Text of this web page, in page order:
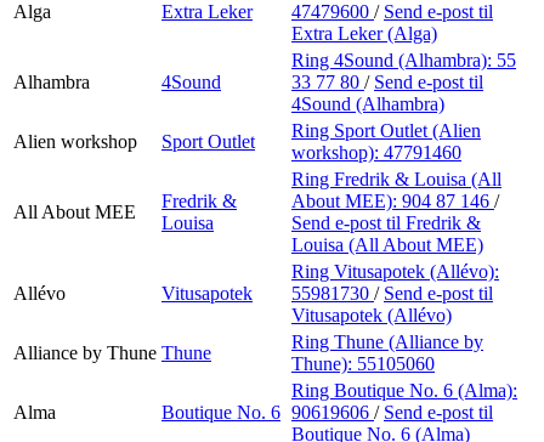
Alga Extra Leker 47479600 / Send e-post til
Extra Leker (Alga)
Alhambra 4Sound
Ring 4Sound (Alhambra): 55
33 77 80 / Send e-post til
4Sound (Alhambra)
Alien workshop
Sport Outlet
Ring Sport Outlet (Alien
workshop): 47791460
All About MEE
Fredrik &
Louisa
Ring Fredrik & Louisa (All
About MEE): 904 87 146 /
Send e-post til Fredrik &
Louisa (All About MEE)
Allévo Vitusapotek
Ring Vitusapotek (Allévo):
55981730 / Send e-post til
Vitusapotek (Allévo)
Alliance by Thune Thune
Ring Thune (Alliance by
Thune): 55105060
Alma Boutique No. 6
Ring Boutique No. 6 (Alma):
90619606 / Send e-post til
Boutique No. 6 (Alma)